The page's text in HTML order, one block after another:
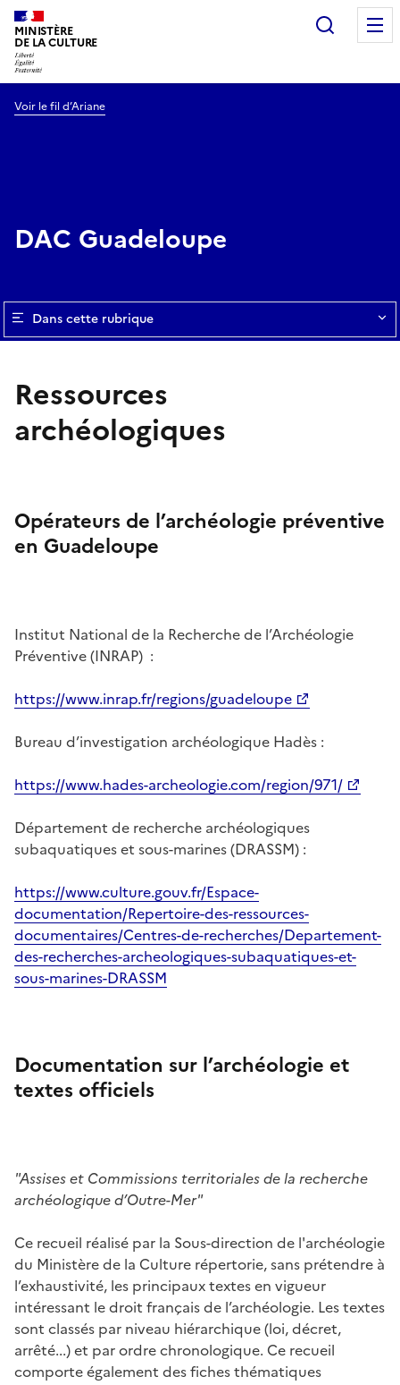
MINISTÈRE
DE LA CULTURE
Voir le fil d’Ariane
DAC Guadeloupe
Dans cette rubrique
Ressources
archéologiques
Opérateurs de l’archéologie préventive
en Guadeloupe
Institut National de la Recherche de l’Archéologie
Préventive (INRAP) :
https://www.inrap.fr/regions/guadeloupe
Bureau d’investigation archéologique Hadès :
https://www.hades-archeologie.com/region/971/
Département de recherche archéologiques
subaquatiques et sous-marines (DRASSM) :
https://www.culture.gouv.fr/Espace-
documentation/Repertoire-des-ressources-
documentaires/Centres-de-recherches/Departement-
des-recherches-archeologiques-subaquatiques-et-
sous-marines-DRASSM
Documentation sur l’archéologie et
textes officiels
"Assises et Commissions territoriales de la recherche
archéologique d’Outre-Mer"
Ce recueil réalisé par la Sous-direction de l'archéologie
du Ministère de la Culture répertorie, sans prétendre à
l’exhaustivité, les principaux textes en vigueur
intéressant le droit français de l’archéologie. Les textes
sont classés par niveau hiérarchique (loi, décret,
arrêté...) et par ordre chronologique. Ce recueil
comporte également des fiches thématiques